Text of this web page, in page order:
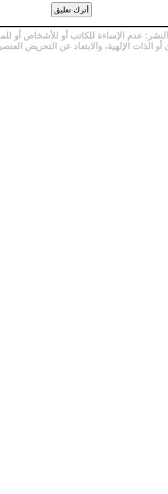
عدم الإساءة للكاتب أو للأشخاص أو
أو الذات الإلهية، والابتعاد عن التحريض